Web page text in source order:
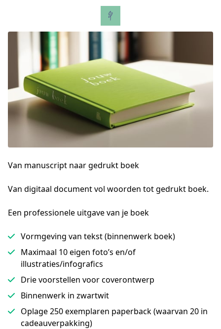
Van manuscript naar gedrukt boek
Van digitaal document vol woorden tot gedrukt boek.
Een professionele uitgave van je boek
Vormgeving van tekst (binnenwerk boek)
Maximaal 10 eigen foto’s en/of
illustraties/infografics
Drie voorstellen voor coverontwerp
Binnenwerk in zwartwit
Oplage 250 exemplaren paperback (waarvan 20 in
cadeauverpakking)